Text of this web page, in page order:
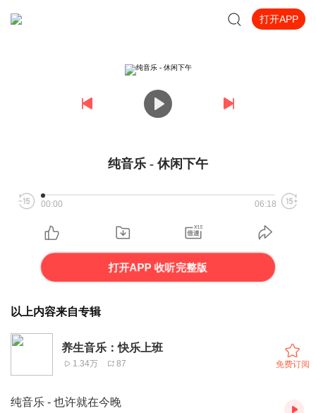
打开APP
纯音乐 - 休闲下午
00:00 06:18
打开APP 收听完整版
以上内容来自专辑
养生音乐：快乐上班
1.34万 87 免费订阅
纯音乐 - 也许就在今晚